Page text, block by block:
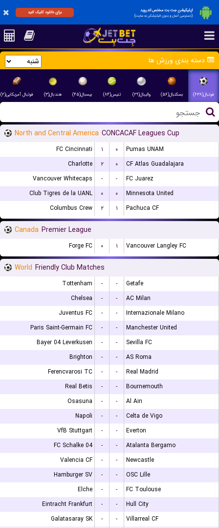
اپلیکیشن جت بت مختص اندروید
(دسترسی آسان و بدون فیلترشکن به سایت)
برای دانلود کلیک کنید
دسته بندی ورزش ها
فوتبال(۶۳۸) بسکتبال(۵۶) والیبال(۲۹) تنیس(۸۴) بیسبال(۴۵) هندبال(۳) فوتبال آمریکایی(۲)
North and Central America CONCACAF Leagues Cup
FC Cincinnati ۱ ۰
Pumas UNAM
Charlotte
۲ ۰
CF Atlas Guadalajara
Vancouver Whitecaps
- -
FC Juarez
Club Tigres de la UANL
۰ ۰
Minnesota United
Columbus Crew
۲ ۱ Pachuca CF
Canada Premier League
Forge FC ۰ ۱ Vancouver Langley FC
World Friendly Club Matches
Tottenham - -
Getafe
Chelsea
- -
AC Milan
Juventus FC
- -
Internazionale Milano
Paris Saint-Germain FC
- -
Manchester United
Bayer 04 Leverkusen
- -
Sevilla FC
Brighton
- -
AS Roma
Ferencvarosi TC
- -
Real Madrid
Real Betis
- -
Bournemouth
Osasuna
- -
Al Ain
Napoli
- -
Celta de Vigo
VfB Stuttgart
- -
Everton
FC Schalke 04
- -
Atalanta Bergamo
Valencia CF
- -
Newcastle
Hamburger SV
- -
OSC Lille
Elche
- -
FC Toulouse
Eintracht Frankfurt
- -
Hull City
Galatasaray SK
- -
Villarreal CF